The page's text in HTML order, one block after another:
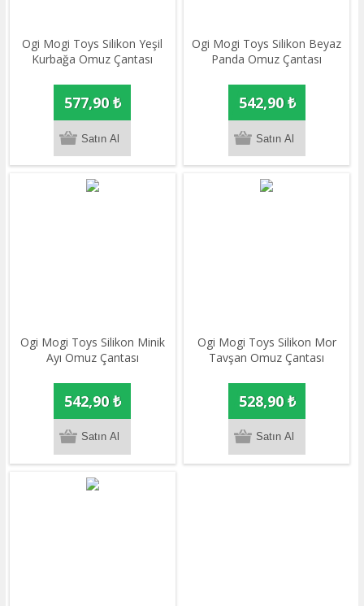
Ogi Mogi Toys Silikon Yeşil
Kurbağa Omuz Çantası
577,90 ₺
Ogi Mogi Toys Silikon Beyaz
Panda Omuz Çantası
542,90 ₺
Ogi Mogi Toys Silikon Minik
Ayı Omuz Çantası
542,90 ₺
Ogi Mogi Toys Silikon Mor
Tavşan Omuz Çantası
528,90 ₺